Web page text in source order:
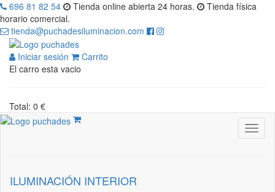
696 81 82 54 Tienda online abierta 24 horas.
Tienda física
horario comercial.
tienda@puchadesiluminacion.com
Iniciar sesión
Carrito
El carro esta vacio
Total: 0 €
ILUMINACIÓN INTERIOR